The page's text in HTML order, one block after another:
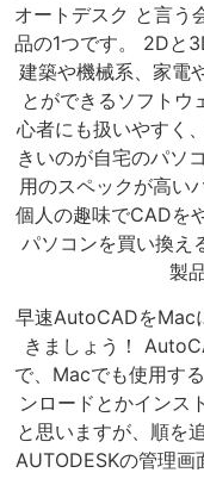
オートデスク と言う
品の1つです。 2Dと
建築や機械系、家電
とができるソフトウ
心者にも扱いやすく
きいのが自宅のパソ
用のスペックが高い
個人の趣味でCADを
パソコンを買い換え
製
早速AutoCADをMac
きましょう！
で、Macでも使用す
ンロードとかインス
と思いますが、順を
AUTODESKの管理